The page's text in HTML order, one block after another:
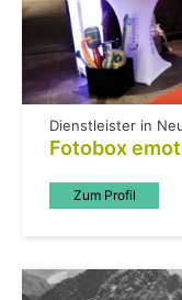
Dienstleister in
Fotobox
Zum Profil